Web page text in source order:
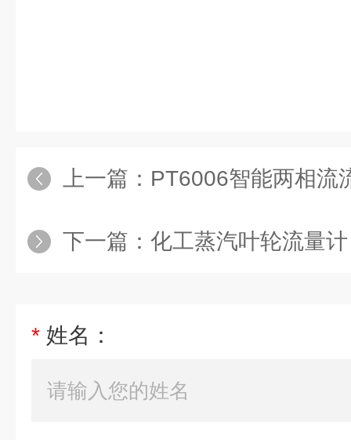
上一篇： PT6006智能两相流
下一篇： 化工蒸汽叶轮流量计
* 姓名：